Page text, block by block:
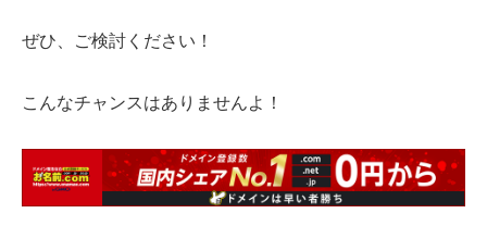
ぜひ、ご検討ください！
こんなチャンスはありませんよ！